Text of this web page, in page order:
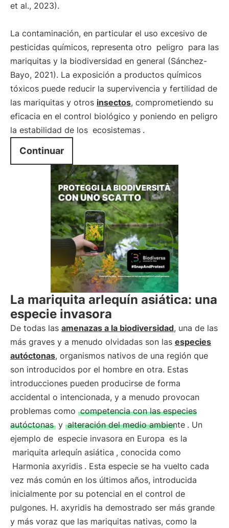
et al., 2023).
La contaminación, en particular el uso excesivo de
pesticidas químicos, representa otro peligro para las
mariquitas y la biodiversidad en general (Sánchez-
Bayo, 2021). La exposición a productos químicos
tóxicos puede reducir la supervivencia y fertilidad de
las mariquitas y otros insectos, comprometiendo su
eficacia en el control biológico y poniendo en peligro
la estabilidad de los ecosistemas .
Continuar
La mariquita arlequín asiática: una
especie invasora
De todas las amenazas a la biodiversidad, una de las
más graves y a menudo olvidadas son las especies
autóctonas, organismos nativos de una región que
son introducidos por el hombre en otra. Estas
introducciones pueden producirse de forma
accidental o intencionada, y a menudo provocan
problemas como competencia con las especies
autóctonas y alteración del medio ambiente . Un
ejemplo de especie invasora en Europa es la
mariquita arlequín asiática , conocida como
Harmonia axyridis . Esta especie se ha vuelto cada
vez más común en los últimos años, introducida
inicialmente por su potencial en el control de
pulgones. H. axyridis ha demostrado ser más grande
y más voraz que las mariquitas nativas, como la